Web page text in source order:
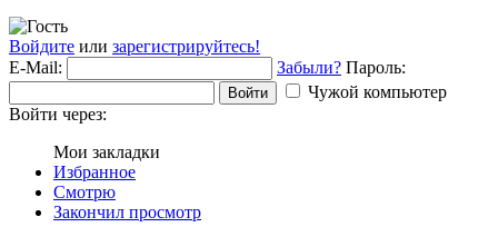
Войдите или зарегистрируйтесь!
E-Mail:
Забыли? Пароль:
Войти
Чужой компьютер
Войти через:
Мои закладки
Избранное
Смотрю
Закончил просмотр